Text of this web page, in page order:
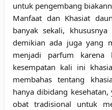
untuk pengembang
Manfaat dan Khasiat
banyak sekali,
demikian ada juga yang
menjadi parfum karena
kesempatan kali ini
membahas tentang
hanya dibidang
obat tradisional untuk